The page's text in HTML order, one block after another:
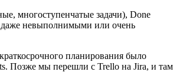
многоступенчатые задачи), Done
даже невыполнимыми или очень
планирования было
Позже мы перешли с Trello на Jira, и там